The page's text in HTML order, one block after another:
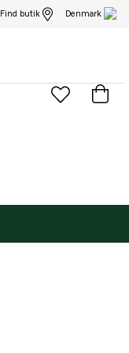
Find butik Denmark